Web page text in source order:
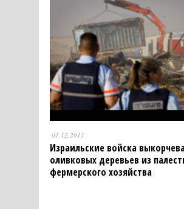
01.12.2011
Израильские войска
оливковых деревьев из
фермерского хозяйства